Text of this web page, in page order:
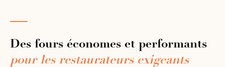
Des fours économes et performants
pour les restaurateurs exigeants